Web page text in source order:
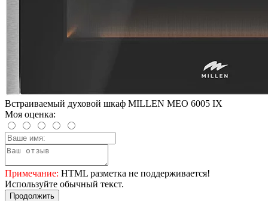
Встраиваемый духовой шкаф MILLEN MEO 6005 IX
Моя оценка:
Примечание: HTML разметка не поддерживается!
Используйте обычный текст.
Продолжить